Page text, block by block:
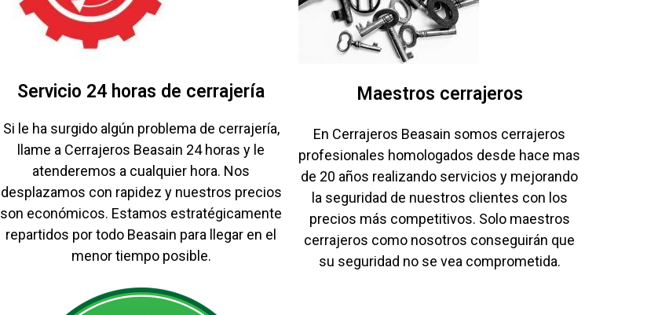
Servicio 24 horas de cerrajería
Si le ha surgido algún problema de cerrajería,
llame a Cerrajeros Beasain 24 horas y le
atenderemos a cualquier hora. Nos
desplazamos con rapidez y nuestros precios
son económicos. Estamos estratégicamente
repartidos por todo Beasain para llegar en el
menor tiempo posible.
Maestros cerrajeros
En Cerrajeros Beasain somos cerrajeros
profesionales homologados desde hace mas
de 20 años realizando servicios y mejorando
la seguridad de nuestros clientes con los
precios más competitivos. Solo maestros
cerrajeros como nosotros conseguirán que
su seguridad no se vea comprometida.